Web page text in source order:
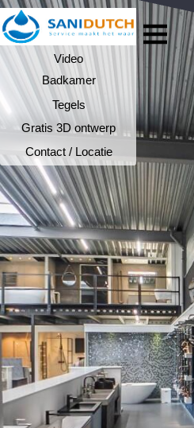
Video
Badkamer
Gratis 3D ontwerp
Contact / Locatie
Tegels